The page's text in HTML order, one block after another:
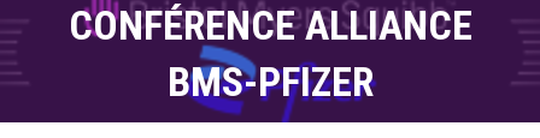
CONFÉRENCE ALLIANCE
BMS-PFIZER